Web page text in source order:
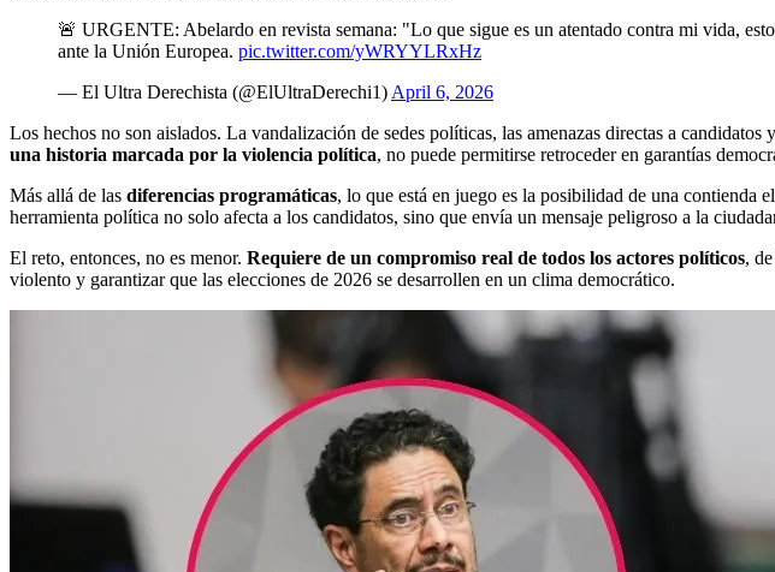
🚨 URGENTE: Abelardo en revista semana: "Lo que sigue es un atentado contra mi vida,
ante la Unión Europea. pic.twitter.com/yWRYYLRxHz
— El Ultra Derechista (@ElUltraDerechi1) April 6, 2026
Los hechos no son aislados. La vandalización de sedes políticas, las amenazas directas a
una historia marcada por la violencia política, no puede permitirse retroceder en garantías
Más allá de las diferencias programáticas, lo que está en juego es la posibilidad de una
herramienta política no solo afecta a los candidatos, sino que envía un mensaje peligroso a la
El reto, entonces, no es menor. Requiere de un compromiso real de todos los actores políticos,
violento y garantizar que las elecciones de 2026 se desarrollen en un clima democrático.